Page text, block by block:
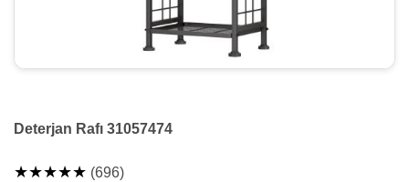
Deterjan Rafı 31057474
★★★★★ (696)